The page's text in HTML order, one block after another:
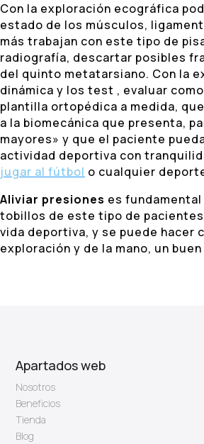
Con la exploración ecográfica
estado de los músculos,
más trabajan con este tipo de
radiografía, descartar posibles
del quinto metatarsiano. Con la
dinámica y los test , evaluar
plantilla ortopédica a medida,
a la biomecánica que presenta,
mayores» y que el paciente
actividad deportiva con
jugar al fútbol o cualquier
Aliviar presiones es
tobillos de este tipo de pacientes
vida deportiva, y se puede hacer
exploración y de la mano, un
Apartados web
Nosotros
Beneficios
Tienda
Blog